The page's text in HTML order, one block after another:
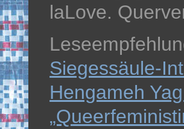
laLove.
Siegessäule-
Hengameh